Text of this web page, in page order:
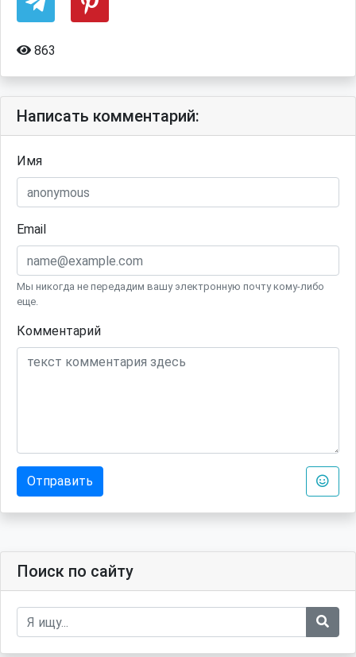
863
Написать комментарий:
Имя
Email
Мы никогда не передадим вашу электронную почту кому-либо
еще.
Комментарий
Отправить
Поиск по сайту